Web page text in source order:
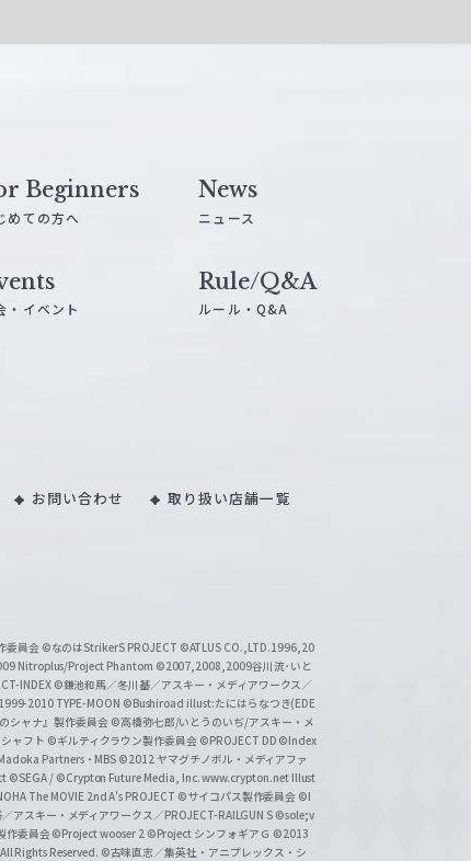
Beginners
めての方へ
News
ニュース
・イベント
Rule/Q&A
ルール・Q&A
お問い合わせ 取り扱い店舗一覧
委員会 ©なのはStrikerS PROJECT ©ATLUS CO.,LTD.1996,20
Nitroplus/Project Phantom ©2007,2008,2009谷川流･いと
INDEX ©鎌池和馬／冬川基／アスキー・メディアワークス／
2010 TYPE-MOON ©Bushiroad illust:たにはらなつき(EDE
シャナ』製作委員会 ©高橋弥七郎/いとうのいぢ/アスキー・メ
ャフト ©ギルティクラウン製作委員会 ©PROJECT DD ©Index
Partners・MBS ©2012 ヤマグチノボル・メディアファ
©SEGA / ©Crypton Future Media, Inc. www.crypton.net Illust
The MOVIE 2nd A's PROJECT ©サイコパス製作委員会 ©I
アスキー・メディアワークス／PROJECT-RAILGUN S ©sole;v
作委員会©Project wooser 2 ©Project シンフォギアＧ ©2013
Rights Reserved. ©古味直志／集英社・アニプレックス・シ